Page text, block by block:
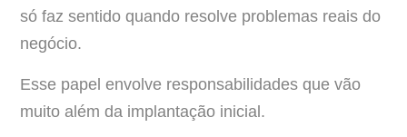
só faz sentido quando resolve problemas reais do
negócio.
Esse papel envolve responsabilidades que vão
muito além da implantação inicial.